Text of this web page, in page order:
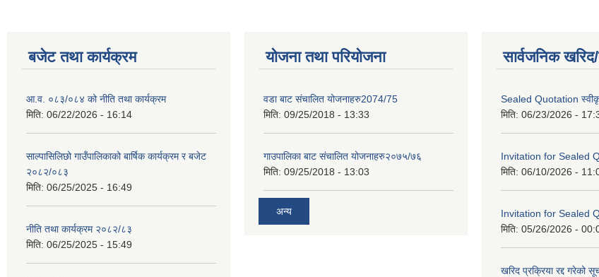
बजेट तथा कार्यक्रम
आ.व. ०८३/०८४ को नीति तथा कार्यक्रम
मिति: 06/22/2026 - 16:14
साल्पासिलिछो गाउँपालिकाको बार्षिक कार्यक्रम र बजेट
२०८२/०८३
मिति: 06/25/2025 - 16:49
नीति तथा कार्यक्रम २०८२/८३
मिति: 06/25/2025 - 15:49
योजना तथा परियोजना
वडा बाट संचालित योजनाहरु2074/75
मिति: 09/25/2018 - 13:33
गाउपालिका बाट संचालित योजनाहरु२०७५/७६
मिति: 09/25/2018 - 13:03
अन्य
सार्वजनिक
Sealed Quotation
मिति: 06/23/2026 -
Invitation for Sealed
मिति: 06/10/2026 -
Invitation for Sealed
मिति: 05/26/2026 -
खरिद प्रक्रिया रद्द गरेको